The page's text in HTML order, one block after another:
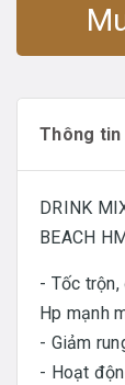
Thông tin
DRINK
BEACH
- Tốc
Hp mạnh
- Giảm
- Hoạt